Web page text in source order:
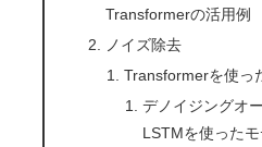
Transformerの活用例
ノイズ除去
Transformerを使っ
デノイジングオ
LSTMを使った